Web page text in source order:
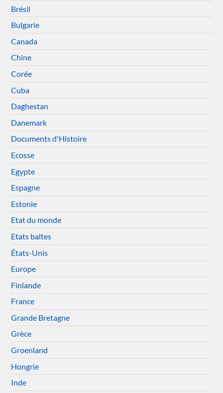
Brésil
Bulgarie
Canada
Chine
Corée
Cuba
Daghestan
Danemark
Documents d'Histoire
Ecosse
Egypte
Espagne
Estonie
Etat du monde
Etats baltes
États-Unis
Europe
Finlande
France
Grande Bretagne
Grèce
Groenland
Hongrie
Inde